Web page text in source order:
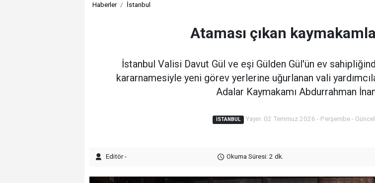
Haberler İstanbul
Ataması çıkan
İstanbul Valisi Davut Gül ve eşi Gülden Gül'ün ev
kararnamesiyle yeni görev yerlerine uğurlanan vali
Adalar Kaymakamı Abdurrahman
İSTANBUL Yayın: 02 Temmuz 2026 - Perşembe -
Editör - Okuma Süresi: 2 dk.